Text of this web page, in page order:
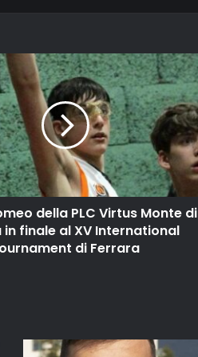
della PLC Virtus Monte di
in finale al XV International
di Ferrara